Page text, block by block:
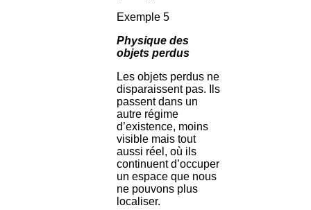
Exemple 5
Physique des
objets perdus
Les objets perdus ne
disparaissent pas. Ils
passent dans un
autre régime
d’existence, moins
visible mais tout
aussi réel, où ils
continuent d’occuper
un espace que nous
ne pouvons plus
localiser.